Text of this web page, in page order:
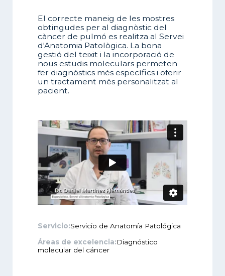
El correcte maneig de les mostres
obtingudes per al diagnòstic del
càncer de pulmó es realitza al Servei
d'Anatomia Patològica. La bona
gestió del teixit i la incorporació de
nous estudis moleculars permeten
fer diagnòstics més específics i oferir
un tractament més personalitzat al
pacient.
Servicio:Servicio de Anatomía Patológica
Áreas de excelencia:Diagnóstico
molecular del cáncer